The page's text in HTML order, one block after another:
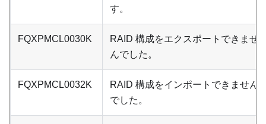
す。
FQXPMCL0030K
RAID 構成をエクスポートできませ
んでした。
FQXPMCL0032K
RAID 構成をインポートできません
でした。